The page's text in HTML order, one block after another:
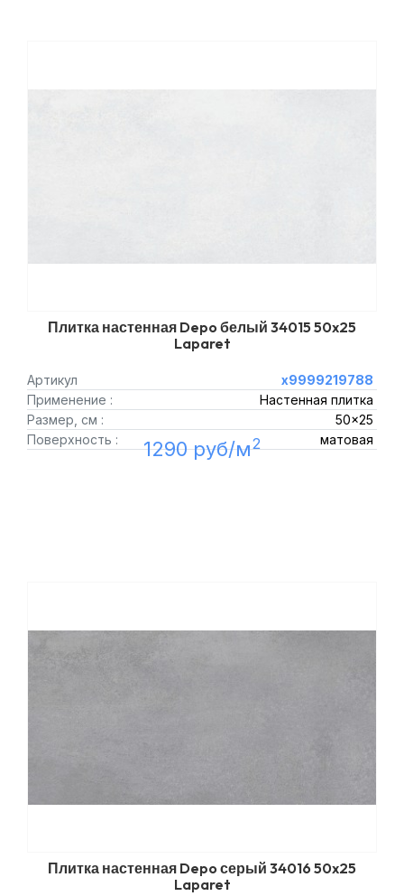
Плитка настенная Depo белый 34015 50x25
Laparet
Артикул
х9999219788
Применение :
Настенная плитка
Размер, см :
50x25
Поверхность :
матовая
1290 руб/м2
Плитка настенная Depo серый 34016 50x25
Laparet